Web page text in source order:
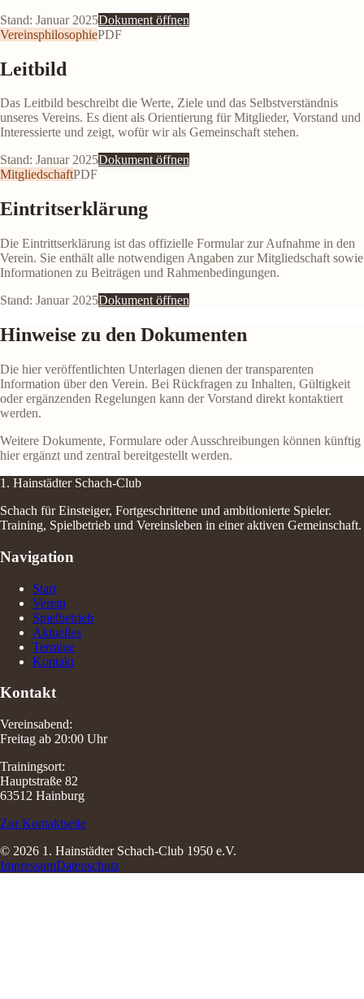
Stand: Januar 2025Dokument öffnen
VereinsphilosophiePDF
Leitbild
Das Leitbild beschreibt die Werte, Ziele und das Selbstverständnis
unseres Vereins. Es dient als Orientierung für Mitglieder, Vorstand und
Interessierte und zeigt, wofür wir als Gemeinschaft stehen.
Stand: Januar 2025Dokument öffnen
MitgliedschaftPDF
Eintritserklärung
Die Eintrittserklärung ist das offizielle Formular zur Aufnahme in den
Verein. Sie enthält alle notwendigen Angaben zur Mitgliedschaft sowie
Informationen zu Beiträgen und Rahmenbedingungen.
Stand: Januar 2025Dokument öffnen
Hinweise zu den Dokumenten
Die hier veröffentlichten Unterlagen dienen der transparenten
Information über den Verein. Bei Rückfragen zu Inhalten, Gültigkeit
oder ergänzenden Regelungen kann der Vorstand direkt kontaktiert
werden.
Weitere Dokumente, Formulare oder Ausschreibungen können künftig
hier ergänzt und zentral bereitgestellt werden.
1. Hainstädter Schach-Club
Schach für Einsteiger, Fortgeschrittene und ambitionierte Spieler.
Training, Spielbetrieb und Vereinsleben in einer aktiven Gemeinschaft.
Navigation
Start
Verein
Spielbetrieb
Aktuelles
Termine
Kontakt
Kontakt
Vereinsabend:
Freitag ab 20:00 Uhr
Trainingsort:
Hauptstraße 82
63512 Hainburg
Zur Kontaktseite
© 2026 1. Hainstädter Schach-Club 1950 e.V.
ImpressumDatenschutz